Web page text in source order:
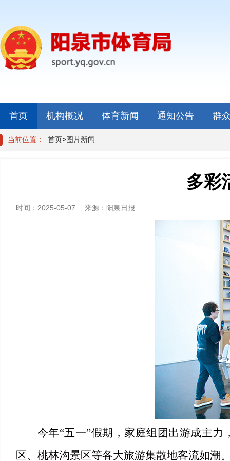
首页 机构概况 体育新闻 通知公告 群
当前位置： 首页>图片新闻
多彩
时间： 2025-05-07 来源： 阳泉日报
今年“五一”假期，家庭组团出游成主力
区、桃林沟景区等各大旅游集散地客流如潮